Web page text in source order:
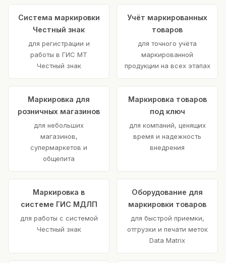
Система маркировки
Честный знак
для регистрации и
работы в ГИС МТ
Честный знак
Учёт маркированных
товаров
для точного учёта
маркированной
продукции на всех этапах
Маркировка для
розничных магазинов
для небольших
магазинов,
супермаркетов и
общепита
Маркировка товаров
под ключ
для компаний, ценящих
время и надежность
внедрения
Маркировка в
системе ГИС МДЛП
для работы с системой
Честный знак
Оборудование для
маркировки товаров
для быстрой приемки,
отгрузки и печати меток
Data Matrix